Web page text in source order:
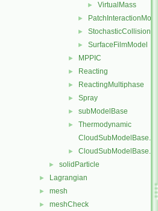
► VirtualMass
► PatchInteractionModel
► StochasticCollision
► SurfaceFilmModel
► MPPIC
► Reacting
► ReactingMultiphase
► Spray
► subModelBase
►
Thermodynamic
CloudSubModelBase.C
► CloudSubModelBase.H
► solidParticle
► Lagrangian
► mesh
► meshCheck